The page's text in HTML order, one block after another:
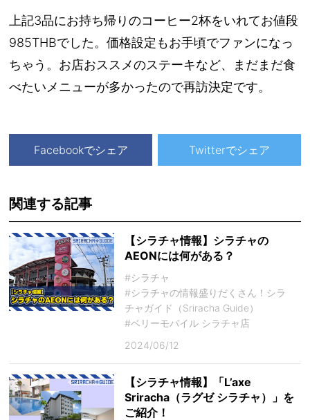
上記3品にお持ち帰りのコーヒー2杯をいれてお値段
985THBでした。価格設定もお手頃でファンになっ
ちゃう。お店おススメのステーキなど、まだまだ食
べたいメニューが多かったので再訪決定です。
Facebookでシェア Twitterでシェア
関連する記事
【シラチャ情報】シラチャの
AEONには何がある？
#シラチャ
#シラチャの情報盛りだくさん！シラ
チャガイド（Sriracha Guide）
#ベリーモバイル シラチャ店
2024/06/12
【シラチャ情報】「L’axe
Sriracha（ラグゼ シラチャ）」を
ご紹介！